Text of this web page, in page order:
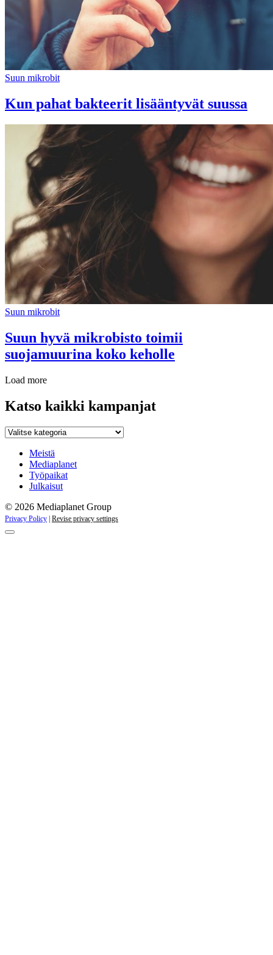
Suun mikrobit
Kun pahat bakteerit lisääntyvät suussa
Suun mikrobit
Suun hyvä mikrobisto toimii
suojamuurina koko keholle
Load more
Katso kaikki kampanjat
Katso
kampanjat
Meistä
Mediaplanet
Työpaikat
Julkaisut
© 2026 Mediaplanet Group
Privacy Policy | Revise privacy settings